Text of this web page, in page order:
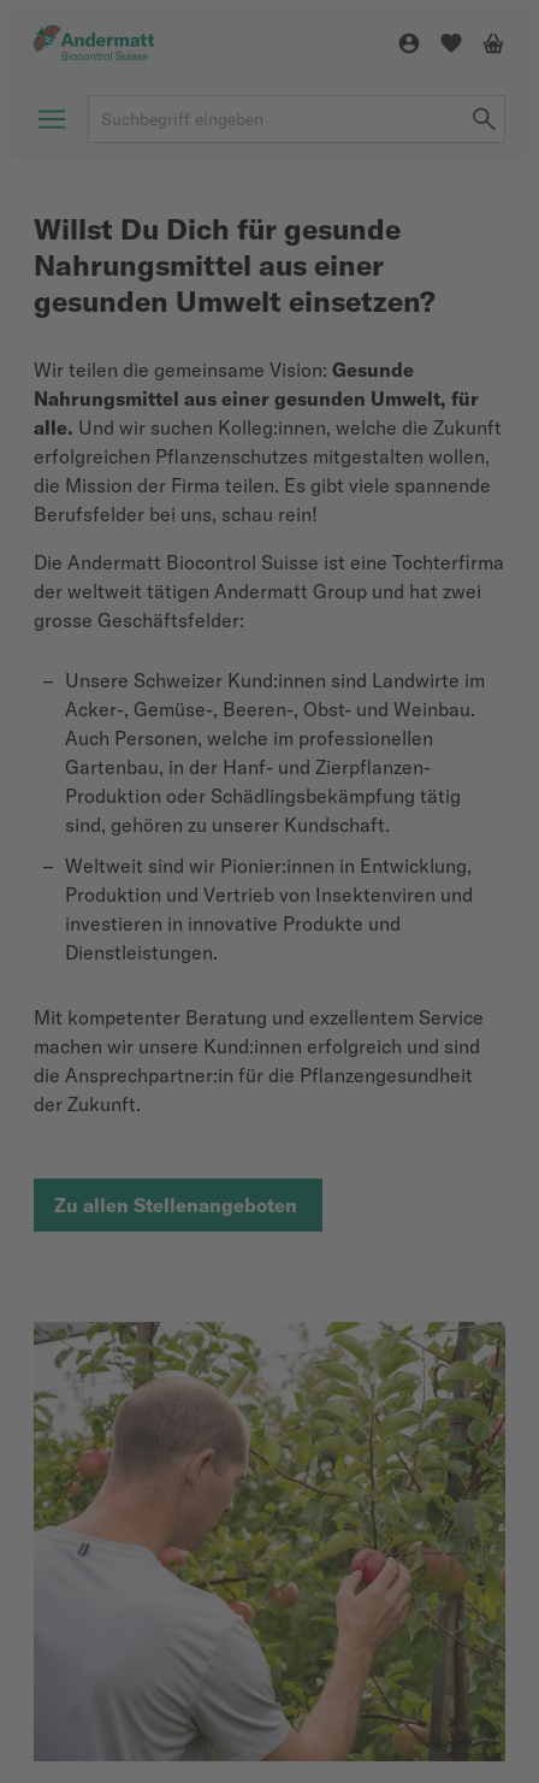
Willst Du Dich für gesunde
Nahrungsmittel aus einer
gesunden Umwelt einsetzen?
Wir teilen die gemeinsame Vision: Gesunde
Nahrungsmittel aus einer gesunden Umwelt, für
alle. Und wir suchen Kolleg:innen, welche die Zukunft
erfolgreichen Pflanzenschutzes mitgestalten wollen,
die Mission der Firma teilen. Es gibt viele spannende
Berufsfelder bei uns, schau rein!
Die Andermatt Biocontrol Suisse ist eine Tochterfirma
der weltweit tätigen Andermatt Group und hat zwei
grosse Geschäftsfelder:
Unsere Schweizer Kund:innen sind Landwirte im
Acker-, Gemüse-, Beeren-, Obst- und Weinbau.
Auch Personen, welche im professionellen
Gartenbau, in der Hanf- und Zierpflanzen-
Produktion oder Schädlingsbekämpfung tätig
sind, gehören zu unserer Kundschaft.
Weltweit sind wir Pionier:innen in Entwicklung,
Produktion und Vertrieb von Insektenviren und
investieren in innovative Produkte und
Dienstleistungen.
Mit kompetenter Beratung und exzellentem Service
machen wir unsere Kund:innen erfolgreich und sind
die Ansprechpartner:in für die Pflanzengesundheit
der Zukunft.
Zu allen Stellenangeboten